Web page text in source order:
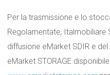
Per la trasmissione e lo
Regolamentate, Italmobiliare
diffusione eMarket SDIR e
eMarket STORAGE disponibile